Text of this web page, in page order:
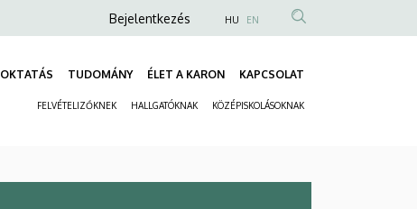
Anonim
fiók
Bejelentkezés HU EN
OKTATÁS TUDOMÁNY ÉLET A KARON KAPCSOLAT
FELVÉTELIZŐKNEK HALLGATÓKNAK KÖZÉPISKOLÁSOKNAK